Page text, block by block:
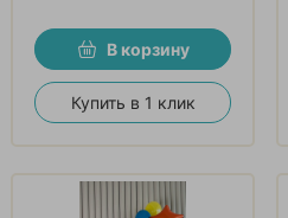
В корзину
Купить в 1 клик